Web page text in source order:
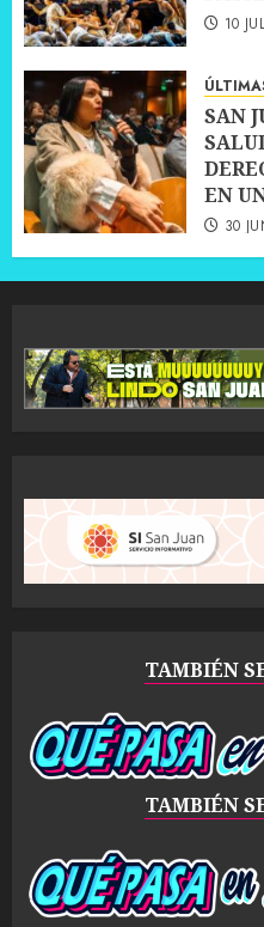
10
SAN
EN
30
TAMBIÉN
TAMBIÉN